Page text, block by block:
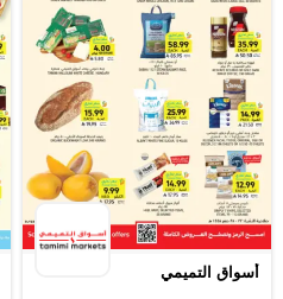
أسواق التميمي